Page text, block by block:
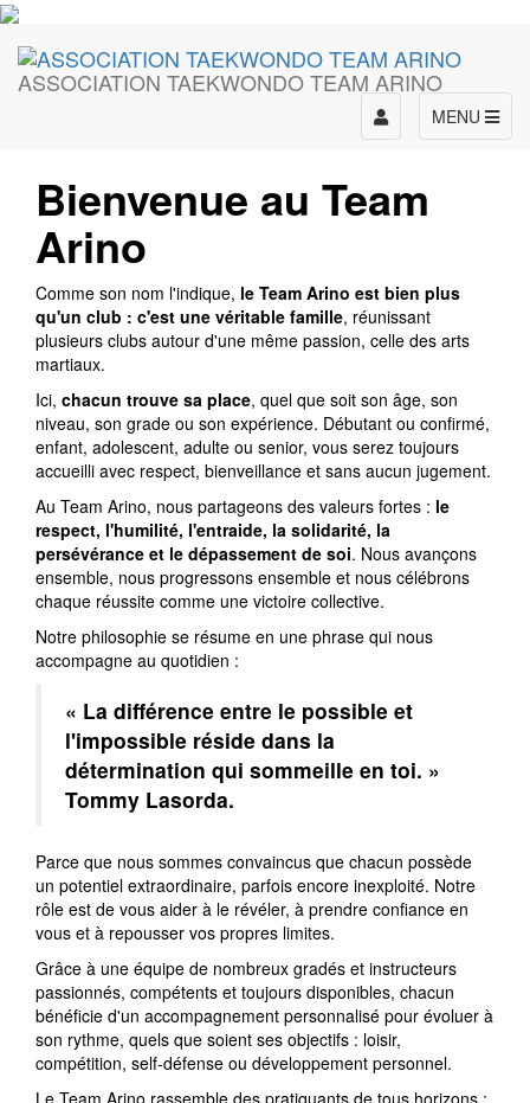
ASSOCIATION TAEKWONDO TEAM ARINO
MENU
Toggle
navigation
Bienvenue au Team
Arino
Comme son nom l'indique, le Team Arino est bien plus
qu'un club : c'est une véritable famille, réunissant
plusieurs clubs autour d'une même passion, celle des arts
martiaux.
Ici, chacun trouve sa place, quel que soit son âge, son
niveau, son grade ou son expérience. Débutant ou confirmé,
enfant, adolescent, adulte ou senior, vous serez toujours
accueilli avec respect, bienveillance et sans aucun jugement.
Au Team Arino, nous partageons des valeurs fortes : le
respect, l'humilité, l'entraide, la solidarité, la
persévérance et le dépassement de soi. Nous avançons
ensemble, nous progressons ensemble et nous célébrons
chaque réussite comme une victoire collective.
Notre philosophie se résume en une phrase qui nous
accompagne au quotidien :
« La différence entre le possible et
l'impossible réside dans la
détermination qui sommeille en toi. »
Tommy Lasorda.
Parce que nous sommes convaincus que chacun possède
un potentiel extraordinaire, parfois encore inexploité. Notre
rôle est de vous aider à le révéler, à prendre confiance en
vous et à repousser vos propres limites.
Grâce à une équipe de nombreux gradés et instructeurs
passionnés, compétents et toujours disponibles, chacun
bénéficie d'un accompagnement personnalisé pour évoluer à
son rythme, quels que soient ses objectifs : loisir,
compétition, self-défense ou développement personnel.